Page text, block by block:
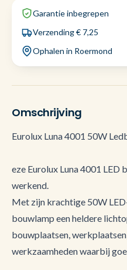
Garantie inbegrepen
Verzending € 7,25
Ophalen in Roermond
Omschrijving
Eurolux Luna 4001 50W
eze Eurolux Luna 4001 LED
werkend.
Met zijn krachtige 50W
bouwlamp een heldere
bouwplaatsen,
werkzaamheden waarbij